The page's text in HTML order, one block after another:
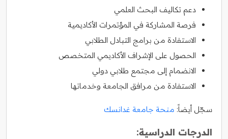
دعم تكاليف البحث العلمي
فرصة المشاركة في المؤتمرات الأكاديمية
الاستفادة من برامج التبادل الطلابي
الحصول على الإشراف الأكاديمي المتخصص
الانضمام إلى مجتمع طلابي دولي
الاستفادة من مرافق الجامعة وخدماتها
سجّل أيضاً: منحة جامعة غدانسك
الدرجات الدراسية: